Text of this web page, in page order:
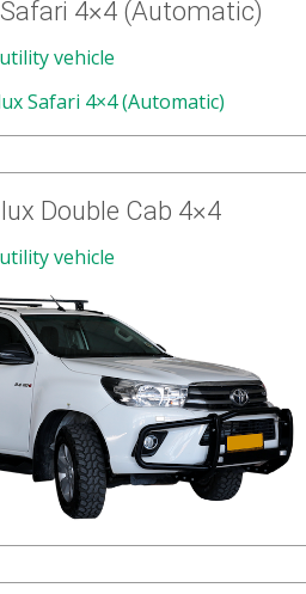
4×4 (Automatic)
utility vehicle
Double Cab 4×4
utility vehicle